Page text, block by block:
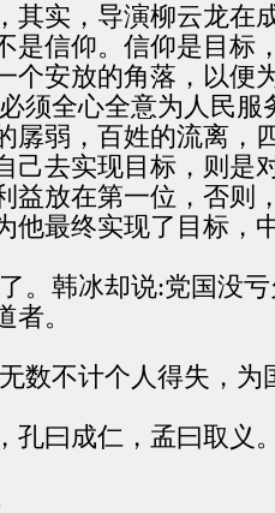
其实，导演柳云龙
是信仰。信仰是目
个安放的角落，以便
须全心全意为人民
孱弱，百姓的流离
去实现目标，则是
益放在第一位，否则
他最终实现了目标，
。韩冰却说:党国没
。
数不计个人得失，
孔曰成仁，孟曰取